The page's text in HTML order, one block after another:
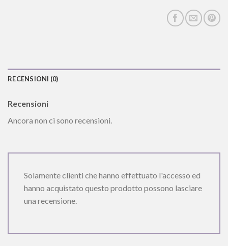
RECENSIONI (0)
Recensioni
Ancora non ci sono recensioni.
Solamente clienti che hanno effettuato l'accesso ed
hanno acquistato questo prodotto possono lasciare
una recensione.